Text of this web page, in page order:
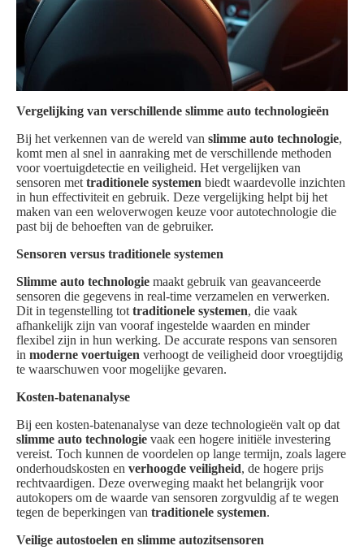
Vergelijking van verschillende slimme auto technologieën
Bij het verkennen van de wereld van slimme auto technologie,
komt men al snel in aanraking met de verschillende methoden
voor voertuigdetectie en veiligheid. Het vergelijken van
sensoren met traditionele systemen biedt waardevolle inzichten
in hun effectiviteit en gebruik. Deze vergelijking helpt bij het
maken van een weloverwogen keuze voor autotechnologie die
past bij de behoeften van de gebruiker.
Sensoren versus traditionele systemen
Slimme auto technologie maakt gebruik van geavanceerde
sensoren die gegevens in real-time verzamelen en verwerken.
Dit in tegenstelling tot traditionele systemen, die vaak
afhankelijk zijn van vooraf ingestelde waarden en minder
flexibel zijn in hun werking. De accurate respons van sensoren
in moderne voertuigen verhoogt de veiligheid door vroegtijdig
te waarschuwen voor mogelijke gevaren.
Kosten-batenanalyse
Bij een kosten-batenanalyse van deze technologieën valt op dat
slimme auto technologie vaak een hogere initiële investering
vereist. Toch kunnen de voordelen op lange termijn, zoals lagere
onderhoudskosten en verhoogde veiligheid, de hogere prijs
rechtvaardigen. Deze overweging maakt het belangrijk voor
autokopers om de waarde van sensoren zorgvuldig af te wegen
tegen de beperkingen van traditionele systemen.
Veilige autostoelen en slimme autozitsensoren